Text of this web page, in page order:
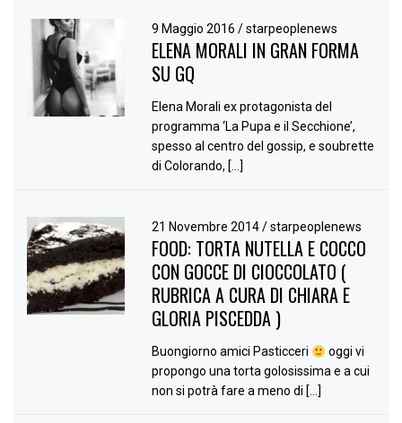
9 Maggio 2016/ starpeoplenews
ELENA MORALI IN GRAN FORMA
SU GQ
Elena Morali ex protagonista del
programma ‘La Pupa e il Secchione’,
spesso al centro del gossip, e soubrette
di Colorando, […]
21 Novembre 2014/ starpeoplenews
FOOD: TORTA NUTELLA E COCCO
CON GOCCE DI CIOCCOLATO (
RUBRICA A CURA DI CHIARA E
GLORIA PISCEDDA )
Buongiorno amici Pasticceri
oggi vi
propongo una torta golosissima e a cui
non si potrà fare a meno di […]